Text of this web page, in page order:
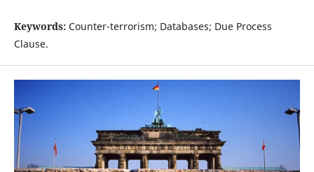
Keywords: Counter-terrorism; Databases; Due Process
Clause.